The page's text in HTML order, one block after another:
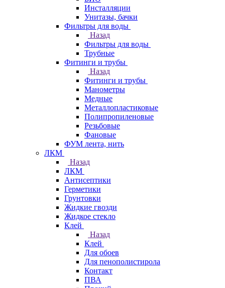
Инсталляции
Унитазы, бачки
Фильтры для воды
Назад
Фильтры для воды
Трубные
Фитинги и трубы
Назад
Фитинги и трубы
Манометры
Медные
Металлопластиковые
Полипропиленовые
Резьбовые
Фановые
ФУМ лента, нить
ЛКМ
Назад
ЛКМ
Антисептики
Герметики
Грунтовки
Жидкие гвозди
Жидкое стекло
Клей
Назад
Клей
Для обоев
Для пенополистирола
Контакт
ПВА